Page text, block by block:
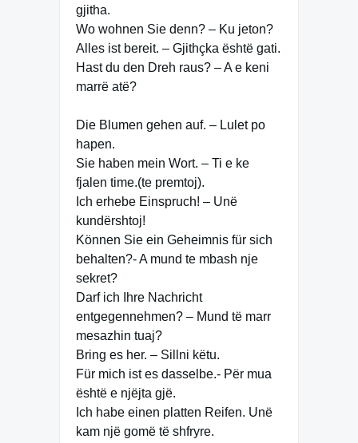
gjitha.
Wo wohnen Sie denn? – Ku jeton?
Alles ist bereit. – Gjithçka është gati.
Hast du den Dreh raus? – A e keni
marrë atë?
Die Blumen gehen auf. – Lulet po
hapen.
Sie haben mein Wort. – Ti e ke
fjalen time.(te premtoj).
Ich erhebe Einspruch! – Unë
kundërshtoj!
Können Sie ein Geheimnis für sich
behalten?- A mund te mbash nje
sekret?
Darf ich Ihre Nachricht
entgegennehmen? – Mund të marr
mesazhin tuaj?
Bring es her. – Sillni këtu.
Für mich ist es dasselbe.- Për mua
është e njëjta gjë.
Ich habe einen platten Reifen. Unë
kam një gomë të shfryre.